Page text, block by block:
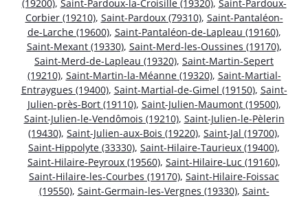
(19200), Saint-Pardoux-la-Croisille (19320), Saint-Pardoux-
Corbier (19210), Saint-Pardoux (79310), Saint-Pantaléon-
de-Larche (19600), Saint-Pantaléon-de-Lapleau (19160),
Saint-Mexant (19330), Saint-Merd-les-Oussines (19170),
Saint-Merd-de-Lapleau (19320), Saint-Martin-Sepert
(19210), Saint-Martin-la-Méanne (19320), Saint-Martial-
Entraygues (19400), Saint-Martial-de-Gimel (19150), Saint-
Julien-près-Bort (19110), Saint-Julien-Maumont (19500),
Saint-Julien-le-Vendômois (19210), Saint-Julien-le-Pèlerin
(19430), Saint-Julien-aux-Bois (19220), Saint-Jal (19700),
Saint-Hippolyte (33330), Saint-Hilaire-Taurieux (19400),
Saint-Hilaire-Peyroux (19560), Saint-Hilaire-Luc (19160),
Saint-Hilaire-les-Courbes (19170), Saint-Hilaire-Foissac
(19550), Saint-Germain-les-Vergnes (19330), Saint-